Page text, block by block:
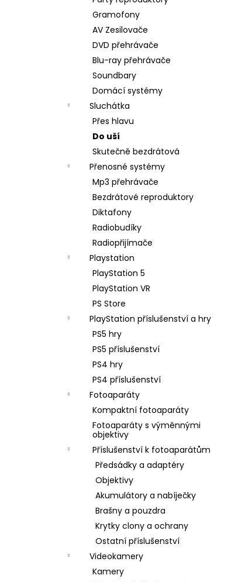
Gramofony
AV Zesilovače
DVD přehrávače
Blu-ray přehrávače
Soundbary
Domácí systémy
Sluchátka
Přes hlavu
Do uší
Skutečně bezdrátová
Přenosné systémy
Mp3 přehrávače
Bezdrátové reproduktory
Diktafony
Radiobudíky
Radiopřijímače
Playstation
PlayStation 5
PlayStation VR
PS Store
PlayStation příslušenství a hry
PS5 hry
PS5 příslušenství
PS4 hry
PS4 příslušenství
Fotoaparáty
Kompaktní fotoaparáty
Fotoaparáty s výměnnými
objektivy
Příslušenství k fotoaparátům
Předsádky a adaptéry
Objektivy
Akumulátory a nabíječky
Brašny a pouzdra
Krytky clony a ochrany
Ostatní příslušenství
Videokamery
Kamery
DUALSENSE CONTROLLER COSMIC
RED/EAS
2 090 Kč